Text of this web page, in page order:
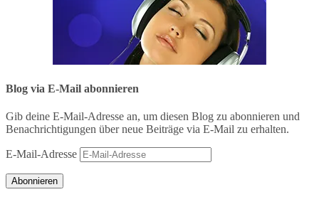
Blog via E-Mail abonnieren
Gib deine E-Mail-Adresse an, um diesen Blog zu abonnieren und
Benachrichtigungen über neue Beiträge via E-Mail zu erhalten.
E-Mail-Adresse
Abonnieren